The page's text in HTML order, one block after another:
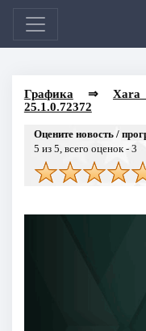
Графика ⇒
25.1.0.72372
Оцените новость /
5 из 5, всего оценок - 3